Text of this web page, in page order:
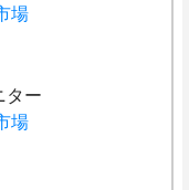
場
ター
場